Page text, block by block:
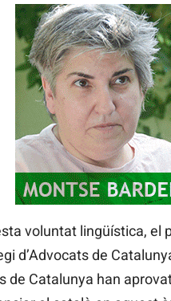
voluntat lingüística, el
d’Advocats de
de Catalunya han